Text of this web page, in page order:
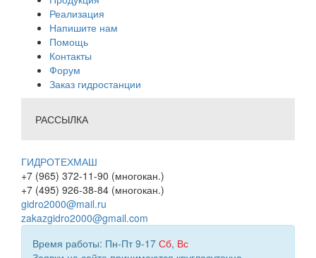
Реализация
Напишите нам
Помощь
Контакты
Форум
Заказ гидростанции
РАССЫЛКА
ГИДРОТЕХМАШ
+7 (965) 372-11-90 (многокан.)
+7 (495) 926-38-84 (многокан.)
gidro2000@mail.ru
zakazgidro2000@gmail.com
Время работы: Пн-Пт 9-17 Сб, Вс